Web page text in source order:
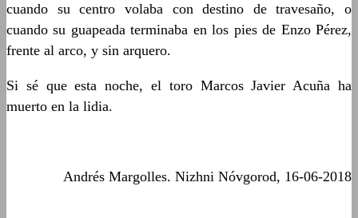
cuando su centro volaba con destino de travesaño, o
cuando su guapeada terminaba en los pies de Enzo Pérez,
frente al arco, y sin arquero.
Si sé que esta noche, el toro Marcos Javier Acuña ha
muerto en la lidia.
Andrés Margolles. Nizhni Nóvgorod, 16-06-2018